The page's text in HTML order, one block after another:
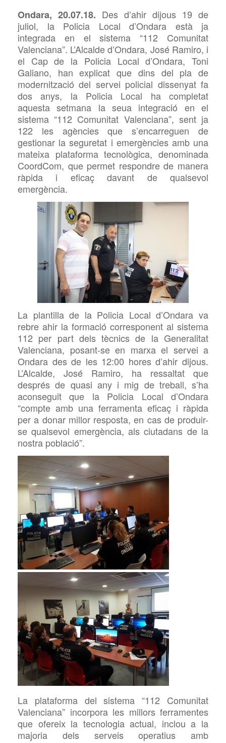
Ondara, 20.07.18. Des d’ahir dijous 19 de
juliol, la Policia Local d’Ondara està ja
integrada en el sistema “112 Comunitat
Valenciana”. L’Alcalde d’Ondara, José Ramiro, i
el Cap de la Policia Local d’Ondara, Toni
Galiano, han explicat que dins del pla de
modernització del servei policial dissenyat fa
dos anys, la Policia Local ha completat
aquesta setmana la seua integració en el
sistema “112 Comunitat Valenciana”, sent ja
122 les agències que s’encarreguen de
gestionar la seguretat i emergències amb una
mateixa plataforma tecnològica, denominada
CoordCom, que permet respondre de manera
ràpida i eficaç davant de qualsevol
emergència.
La plantilla de la Policia Local d’Ondara va
rebre ahir la formació corresponent al sistema
112 per part dels tècnics de la Generalitat
Valenciana, posant-se en marxa el servei a
Ondara des de les 12:00 hores d’ahir dijous.
L’Alcalde, José Ramiro, ha ressaltat que
després de quasi any i mig de treball, s’ha
aconseguit que la Policia Local d’Ondara
“compte amb una ferramenta eficaç i ràpida
per a donar millor resposta, en cas de produir-
se qualsevol emergència, als ciutadans de la
nostra població”.
La plataforma del sistema “112 Comunitat
Valenciana” incorpora les millors ferramentes
que ofereix la tecnologia actual, inclou a la
majoria dels serveis operatius amb